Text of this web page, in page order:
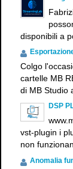
disponibili a
Colgo
cartelle MB
di MB Studio
DSP
vst-plugin i
non
Anomalia